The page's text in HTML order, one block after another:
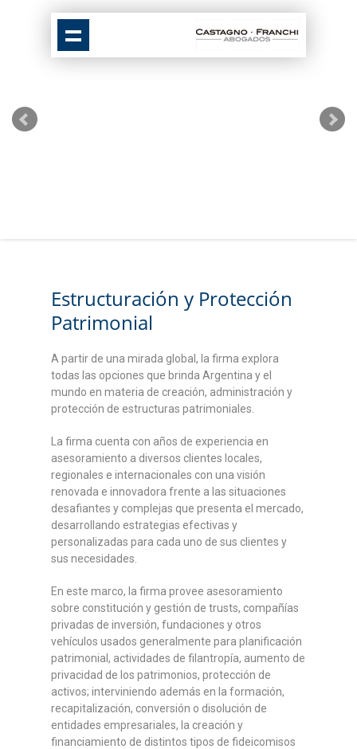
Estructuración y Protección
Patrimonial
A partir de una mirada global, la firma explora
todas las opciones que brinda Argentina y el
mundo en materia de creación, administración y
protección de estructuras patrimoniales.
La firma cuenta con años de experiencia en
asesoramiento a diversos clientes locales,
regionales e internacionales con una visión
renovada e innovadora frente a las situaciones
desafiantes y complejas que presenta el mercado,
desarrollando estrategias efectivas y
personalizadas para cada uno de sus clientes y
sus necesidades.
En este marco, la firma provee asesoramiento
sobre constitución y gestión de trusts, compañías
privadas de inversión, fundaciones y otros
vehículos usados generalmente para planificación
patrimonial, actividades de filantropía, aumento de
privacidad de los patrimonios, protección de
activos; interviniendo además en la formación,
recapitalización, conversión o disolución de
entidades empresariales, la creación y
financiamiento de distintos tipos de fideicomisos